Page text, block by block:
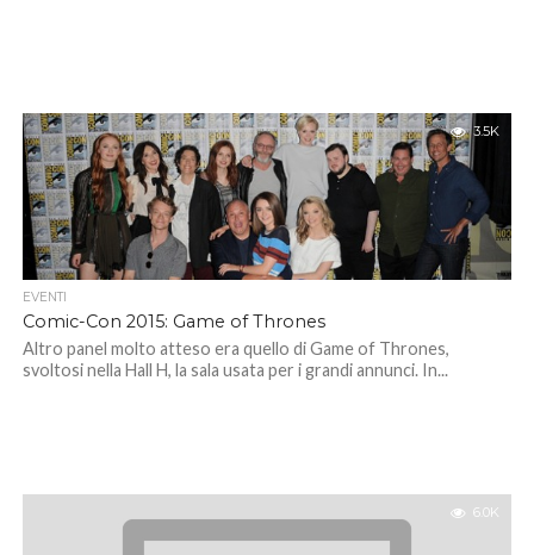
3.5K
EVENTI
Comic-Con 2015: Game of Thrones
Altro panel molto atteso era quello di Game of Thrones,
svoltosi nella Hall H, la sala usata per i grandi annunci. In...
6.0K